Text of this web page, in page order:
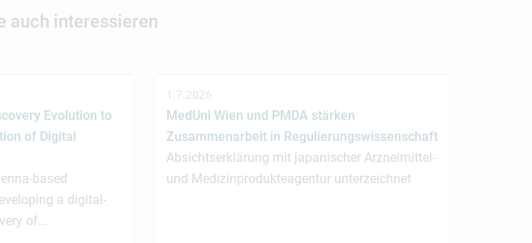
auch interessieren
Evolution to
of Digital
based
a digital-
of…
1.7.2026
MedUni Wien und PMDA stärken
Zusammenarbeit in Regulierungswissenschaft
Absichtserklärung mit japanischer Arzneimittel-
und Medizinprodukteagentur unterzeichnet